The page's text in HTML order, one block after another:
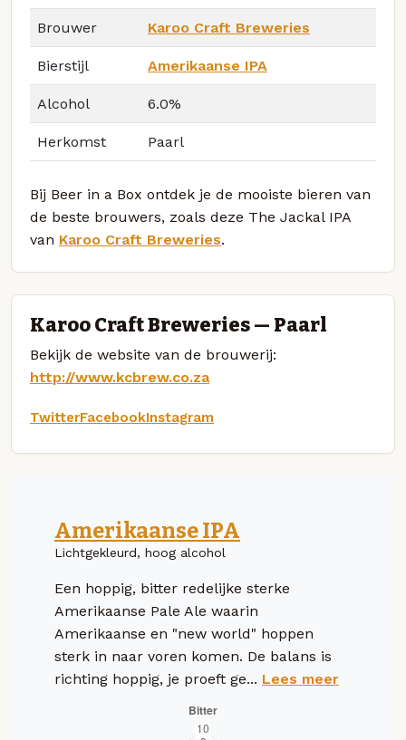
Brouwer Karoo Craft Breweries
Bierstijl Amerikaanse IPA
Alcohol 6.0%
Herkomst Paarl
Bij Beer in a Box ontdek je de mooiste bieren van
de beste brouwers, zoals deze The Jackal IPA
van Karoo Craft Breweries.
Karoo Craft Breweries — Paarl
Bekijk de website van de brouwerij:
http://www.kcbrew.co.za
TwitterFacebookInstagram
Amerikaanse IPA
Lichtgekleurd, hoog alcohol
Een hoppig, bitter redelijke sterke
Amerikaanse Pale Ale waarin
Amerikaanse en "new world" hoppen
sterk in naar voren komen. De balans is
richting hoppig, je proeft ge... Lees meer